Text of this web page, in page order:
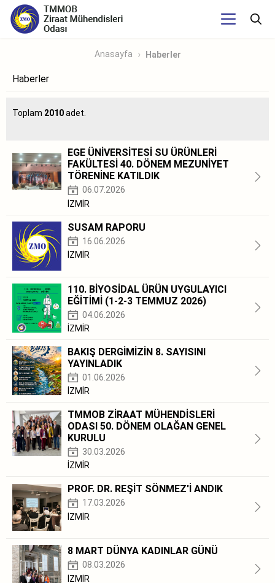
Anasayfa Haberler
Haberler
Toplam 2010adet.
EGE ÜNİVERSİTESİ SU ÜRÜNLERİ
FAKÜLTESİ 40. DÖNEM MEZUNİYET
TÖRENİNE KATILDIK
06.07.2026
İZMİR
SUSAM RAPORU
16.06.2026
İZMİR
110. BİYOSİDAL ÜRÜN UYGULAYICI
EĞİTİMİ (1-2-3 TEMMUZ 2026)
04.06.2026
İZMİR
BAKIŞ DERGİMİZİN 8. SAYISINI
YAYINLADIK
01.06.2026
İZMİR
TMMOB ZİRAAT MÜHENDİSLERİ
ODASI 50. DÖNEM OLAĞAN GENEL
KURULU
30.03.2026
İZMİR
PROF. DR. REŞİT SÖNMEZ'İ ANDIK
17.03.2026
İZMİR
8 MART DÜNYA KADINLAR GÜNÜ
08.03.2026
İZMİR